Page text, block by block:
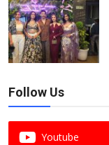
Follow Us
Youtube